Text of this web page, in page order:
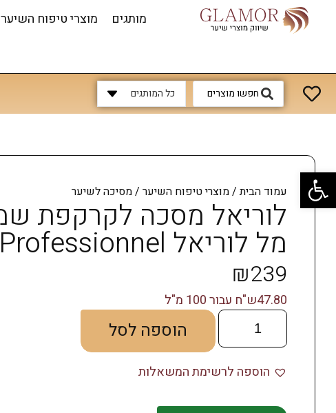
פתח סרגל נגישות
מותגים מוצרי טיפוח השיער
כל המותגים
עמוד הבית/מוצרי טיפוח השיער / מסיכה לשיער
מל לוריאל LOREAL Professionnel
₪239
47.80ש"ח עבור 100 מ"ל
הוספה לסל
הוספה לרשימת המשאלות